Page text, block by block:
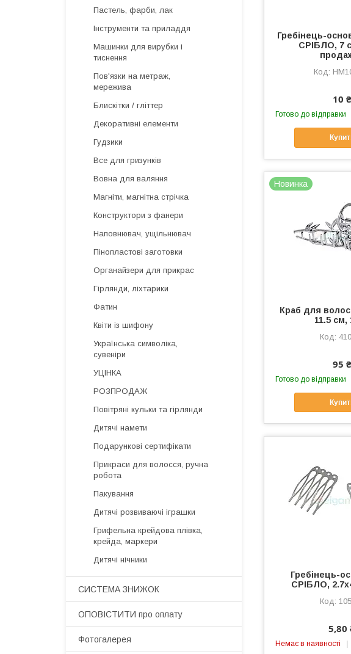
Гребінець-
СРІБЛО, 7
10 ₴
Готово до відправки
Новинка
Краб для
11.5 см,
95 ₴
Готово до відправки
Гребінець-
СРІБЛО,
5,80
Немає в наявності
Пастель, фарби, лак
Інструменти та приладдя
Машинки для вирубки і
тиснення
Пов'язки на метраж,
мережива
Блискітки / гліттер
Декоративні елементи
Гудзики
Все для гризунків
Вовна для валяння
Магніти, магнітна стрічка
Конструктори з фанери
Наповнювач, ущільнювач
Пінопластові заготовки
Органайзери для прикрас
Гірлянди, ліхтарики
Фатин
Квіти із шифону
Українська символіка,
сувеніри
УЦІНКА
РОЗПРОДАЖ
Повітряні кульки та гірлянди
Дитячі намети
Подарункові сертифікати
Прикраси для волосся, ручна
робота
Пакування
Дитячі розвиваючі іграшки
Грифельна крейдова плівка,
крейда, маркери
Дитячі нічники
СИСТЕМА ЗНИЖОК
ОПОВІСТИТИ про оплату
Фотогалерея